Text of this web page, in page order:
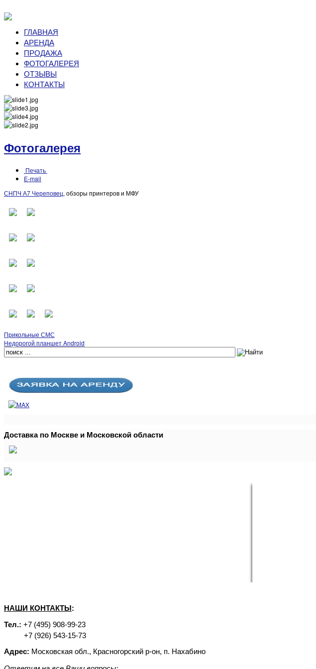
ГЛАВНАЯ
АРЕНДА
ПРОДАЖА
ФОТОГАЛЕРЕЯ
ОТЗЫВЫ
КОНТАКТЫ
Фотогалерея
Печать
E-mail
СНПЧ А7 Череповец, обзоры принтеров и МФУ
Прикольные СМС
Недорогой планшет Android
Доставка по Москве и Московской области
НАШИ КОНТАКТЫ:
Тел.: +7 (495) 908-99-23
+7 (926) 543-15-73
Адрес: Московская обл., Красногорский р-он, п. Нахабино